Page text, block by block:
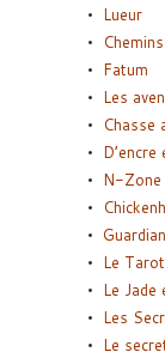
Lueur
Fatum
Les
Chasse
D’encre
N-Zone
Le
Le Jade
Les
Le